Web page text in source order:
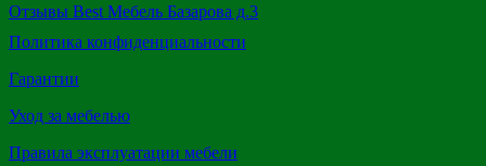
Отзывы Best Мебель Базарова д.3
Политика конфиденциальности
Гарантии
Уход за мебелью
Правила эксплуатации мебели